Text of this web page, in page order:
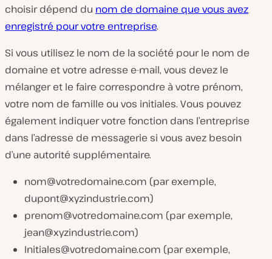
choisir dépend du nom de domaine que vous avez
enregistré pour votre entreprise.
Si vous utilisez le nom de la société pour le nom de
domaine et votre adresse e-mail, vous devez le
mélanger et le faire correspondre à votre prénom,
votre nom de famille ou vos initiales. Vous pouvez
également indiquer votre fonction dans l’entreprise
dans l’adresse de messagerie si vous avez besoin
d’une autorité supplémentaire.
nom@votredomaine.com (par exemple,
dupont@xyzindustrie.com)
prenom@votredomaine.com (par exemple,
jean@xyzindustrie.com)
Initiales@votredomaine.com (par exemple,